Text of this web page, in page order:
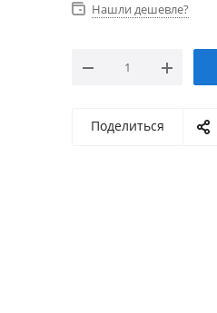
Нашли дешевле?
Поделиться